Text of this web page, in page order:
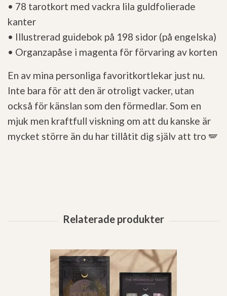
• 78 tarotkort med vackra lila guldfolierade
kanter
• Illustrerad guidebok på 198 sidor (på engelska)
• Organzapåse i magenta för förvaring av korten
En av mina personliga favoritkortlekar just nu.
Inte bara för att den är otroligt vacker, utan
också för känslan som den förmedlar. Som en
mjuk men kraftfull viskning om att du kanske är
mycket större än du har tillåtit dig själv att tro 🪽